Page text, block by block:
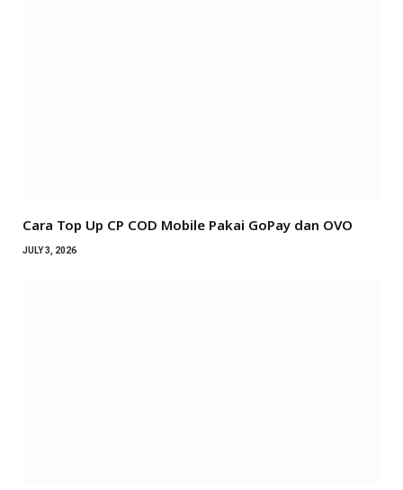
Cara Top Up CP COD Mobile Pakai GoPay dan OVO
JULY 3, 2026